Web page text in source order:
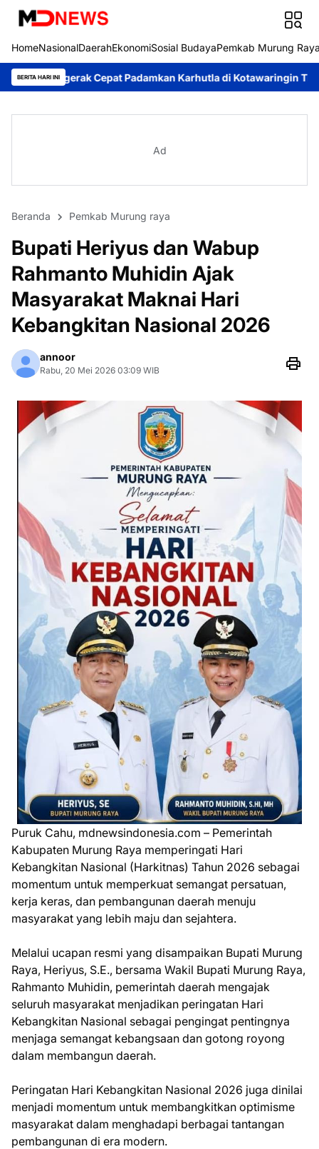
HomeNasionalDaerahEkonomiSosial BudayaPemkab Murung
BERITA HARI INI
Padamkan Karhutla di Kotawaringin Timur Pemkab
Ad
Beranda Pemkab Murung raya
Bupati Heriyus dan Wabup
Rahmanto Muhidin Ajak
Masyarakat Maknai Hari
Kebangkitan Nasional 2026
annoor
Rabu, 20 Mei 2026 03:09 WIB
Puruk Cahu, mdnewsindonesia.com – Pemerintah
Kabupaten Murung Raya memperingati Hari
Kebangkitan Nasional (Harkitnas) Tahun 2026 sebagai
momentum untuk memperkuat semangat persatuan,
kerja keras, dan pembangunan daerah menuju
masyarakat yang lebih maju dan sejahtera.
Melalui ucapan resmi yang disampaikan Bupati Murung
Raya, Heriyus, S.E., bersama Wakil Bupati Murung Raya,
Rahmanto Muhidin, pemerintah daerah mengajak
seluruh masyarakat menjadikan peringatan Hari
Kebangkitan Nasional sebagai pengingat pentingnya
menjaga semangat kebangsaan dan gotong royong
dalam membangun daerah.
Peringatan Hari Kebangkitan Nasional 2026 juga dinilai
menjadi momentum untuk membangkitkan optimisme
masyarakat dalam menghadapi berbagai tantangan
pembangunan di era modern.